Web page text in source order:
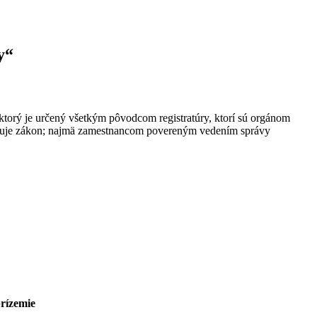
je určený všetkým pôvodcom registratúry, ktorí sú orgánom
zákon; najmä zamestnancom povereným vedením správy